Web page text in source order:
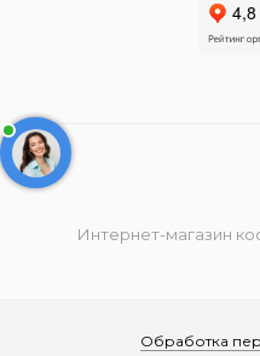
Интернет-магазин
Обработка